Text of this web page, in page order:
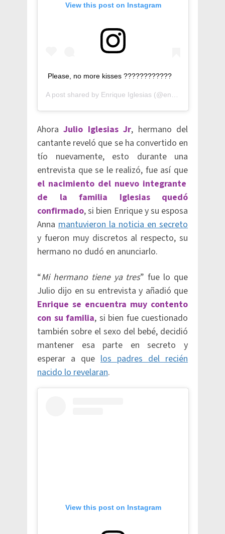
View this post on Instagram
Please, no more kisses ????????????
A post shared by Enrique Iglesias (@enriqueiglesias) on
AhoraJulio Iglesias Jr, hermano del
cantante reveló que se ha convertido en
tío nuevamente, esto durante una
entrevista que se le realizó, fue así que
el nacimiento del nuevo integrante
de la familia Iglesias quedó
confirmado, si bien Enrique y su esposa
Anna mantuvieron la noticia en secreto
y fueron muy discretos al respecto, su
hermano no dudó en anunciarlo.
“Mi hermano tiene ya tres” fue lo que
Julio dijo en su entrevista y añadió que
Enrique se encuentra muy contento
con su familia, si bien fue cuestionado
también sobre el sexo del bebé, decidió
mantener esa parte en secreto y
esperar a que los padres del recién
nacido lo revelaran.
View this post on Instagram